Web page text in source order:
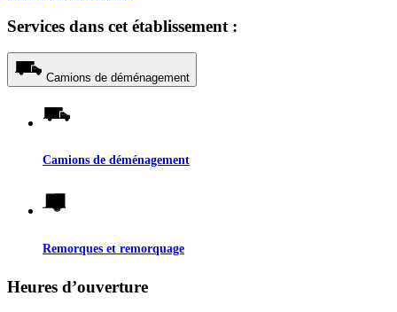
Services dans cet établissement :
Camions de déménagement
Camions de déménagement
Remorques et remorquage
Heures d’ouverture